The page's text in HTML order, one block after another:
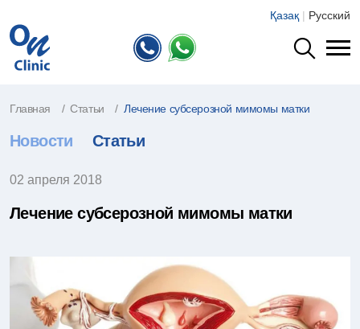
Қазақ | Русский
Главная Статьи Лечение субсерозной мимомы матки
Новости Статьи
02 апреля 2018
Лечение субсерозной мимомы матки